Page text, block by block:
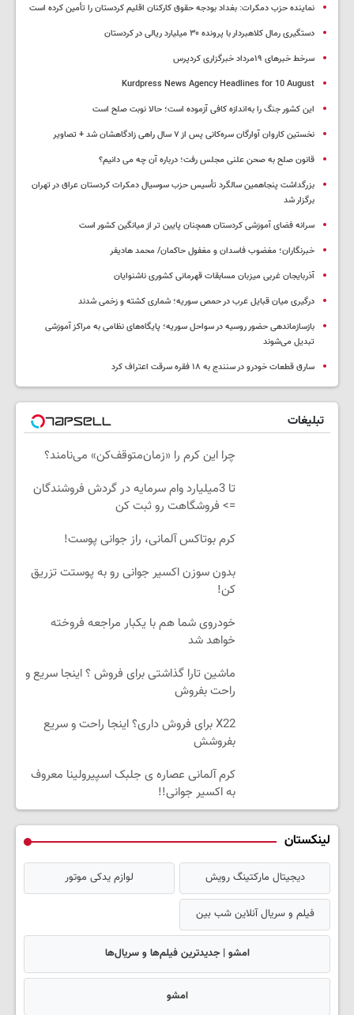
نماینده حزب دمکرات: بغداد بودجه حقوق کارکنان اقلیم کردستان را تأمین کرده است
دستگیری رمال کلاهبردار با پرونده ۳۰ میلیارد ریالی در کردستان
سرخط خبرهای ۱۹مرداد خبرگزاری کردپرس
Kurdpress News Agency Headlines for 10 August
این کشور جنگ را به‌اندازه کافی آزموده است؛ حالا نوبت صلح است
نخستین کاروان آوارگان سره‌کانی پس از ۷ سال راهی زادگاهشان شد + تصاویر
قانون صلح به صحن علنی مجلس رفت؛ درباره آن چه می دانیم؟
بزرگداشت پنجاهمین سالگرد تأسیس حزب سوسیال دمکرات کردستان عراق در تهران
برگزار شد
سرانه فضای آموزشی کردستان همچنان پایین تر از میانگین کشور است
خبرنگاران؛ مغضوب فاسدان و مغفول حاکمان/ محمد هادیفر
آذربایجان غربی میزبان مسابقات قهرمانی کشوری ناشنوایان
درگیری میان قبایل عرب در حمص سوریه؛ شماری کشته و زخمی شدند
بازسازماندهی حضور روسیه در سواحل سوریه؛ پایگاه‌های نظامی به مراکز آموزشی
تبدیل می‌شوند
سارق قطعات خودرو در سنندج به ۱۸ فقره سرقت اعتراف کرد
تبلیغات
چرا این کرم را «زمان‌متوقف‌کن» می‌نامند؟
تا 3میلیارد وام سرمایه در گردش فروشندگان
=> فروشگاهت رو ثبت کن
کرم بوتاکس آلمانی، راز جوانی پوست!
بدون سوزن اکسیر جوانی رو به پوستت تزریق
کن!
خودروی شما هم با یکبار مراجعه فروخته
خواهد شد
ماشین تارا گذاشتی برای فروش ؟ اینجا سریع و
راحت بفروش
X22 برای فروش داری؟ اینجا راحت و سریع
بفروشش
کرم آلمانی عصاره ی جلبک اسپیرولینا معروف
به اکسیر جوانی!!
لینکستان
دیجیتال مارکتینگ رویش لوازم یدکی موتور
فیلم و سریال آنلاین شب بین
امشو | جدیدترین فیلم‌ها و سریال‌ها
امشو